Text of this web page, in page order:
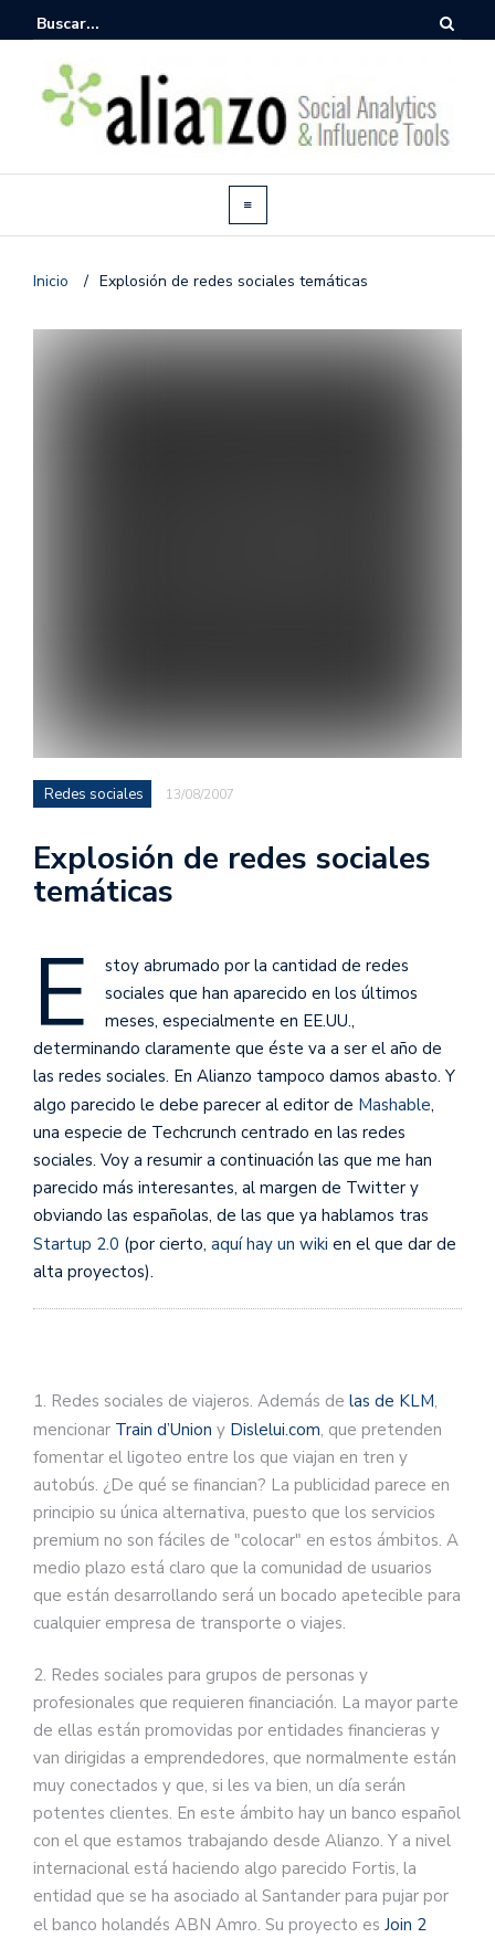
Inicio / Explosión de redes sociales temáticas
Redes sociales 13/08/2007
Explosión de redes sociales
temáticas
E
stoy abrumado por la cantidad de redes
sociales que han aparecido en los últimos
meses, especialmente en EE.UU.,
determinando claramente que éste va a ser el año de
las redes sociales. En Alianzo tampoco damos abasto. Y
algo parecido le debe parecer al editor de Mashable,
una especie de Techcrunch centrado en las redes
sociales. Voy a resumir a continuación las que me han
parecido más interesantes, al margen de Twitter y
obviando las españolas, de las que ya hablamos tras
Startup 2.0 (por cierto, aquí hay un wiki en el que dar de
alta proyectos).
1. Redes sociales de viajeros. Además de las de KLM,
mencionar Train d’Union y Dislelui.com, que pretenden
fomentar el ligoteo entre los que viajan en tren y
autobús. ¿De qué se financian? La publicidad parece en
principio su única alternativa, puesto que los servicios
premium no son fáciles de "colocar" en estos ámbitos. A
medio plazo está claro que la comunidad de usuarios
que están desarrollando será un bocado apetecible para
cualquier empresa de transporte o viajes.
2. Redes sociales para grupos de personas y
profesionales que requieren financiación. La mayor parte
de ellas están promovidas por entidades financieras y
van dirigidas a emprendedores, que normalmente están
muy conectados y que, si les va bien, un día serán
potentes clientes. En este ámbito hay un banco español
con el que estamos trabajando desde Alianzo. Y a nivel
internacional está haciendo algo parecido Fortis, la
entidad que se ha asociado al Santander para pujar por
el banco holandés ABN Amro. Su proyecto es Join 2